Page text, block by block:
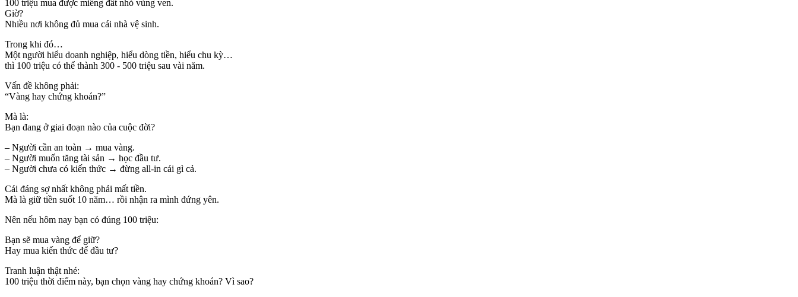
100 triệu mua được miếng đất nhỏ vùng ven.
Giờ?
Nhiều nơi không đủ mua cái nhà vệ sinh.
Trong khi đó…
Một người hiểu doanh nghiệp, hiểu dòng tiền, hiểu chu kỳ…
thì 100 triệu có thể thành 300 - 500 triệu sau vài năm.
Vấn đề không phải:
“Vàng hay chứng khoán?”
Mà là:
Bạn đang ở giai đoạn nào của cuộc đời?
– Người cần an toàn → mua vàng.
– Người muốn tăng tài sản → học đầu tư.
– Người chưa có kiến thức → đừng all-in cái gì cả.
Cái đáng sợ nhất không phải mất tiền.
Mà là giữ tiền suốt 10 năm… rồi nhận ra mình đứng yên.
Nên nếu hôm nay bạn có đúng 100 triệu:
Bạn sẽ mua vàng để giữ?
Hay mua kiến thức để đầu tư?
Tranh luận thật nhé:
100 triệu thời điểm này, bạn chọn vàng hay chứng khoán? Vì sao?